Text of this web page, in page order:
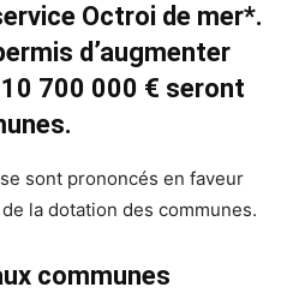
Octroi de mer*.
d’augmenter
700 000 € seront
sont prononcés en faveur
la dotation des communes.
communes